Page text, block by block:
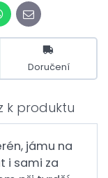
E-
mail
Doručení
k produktu
jámu na
i sami za